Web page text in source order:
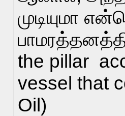
முடியுமா
the pillar
vessel that
Oil)